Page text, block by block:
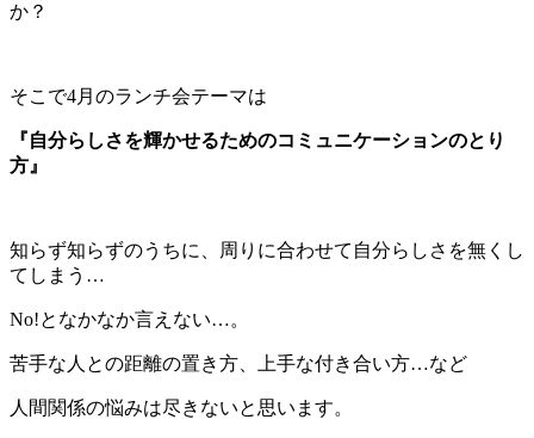
か？
そこで4月のランチ会テーマは
『自分らしさを輝かせるためのコミュニケーションのとり
方』
知らず知らずのうちに、周りに合わせて自分らしさを無くし
てしまう…
No!となかなか言えない…。
苦手な人との距離の置き方、上手な付き合い方…など
人間関係の悩みは尽きないと思います。